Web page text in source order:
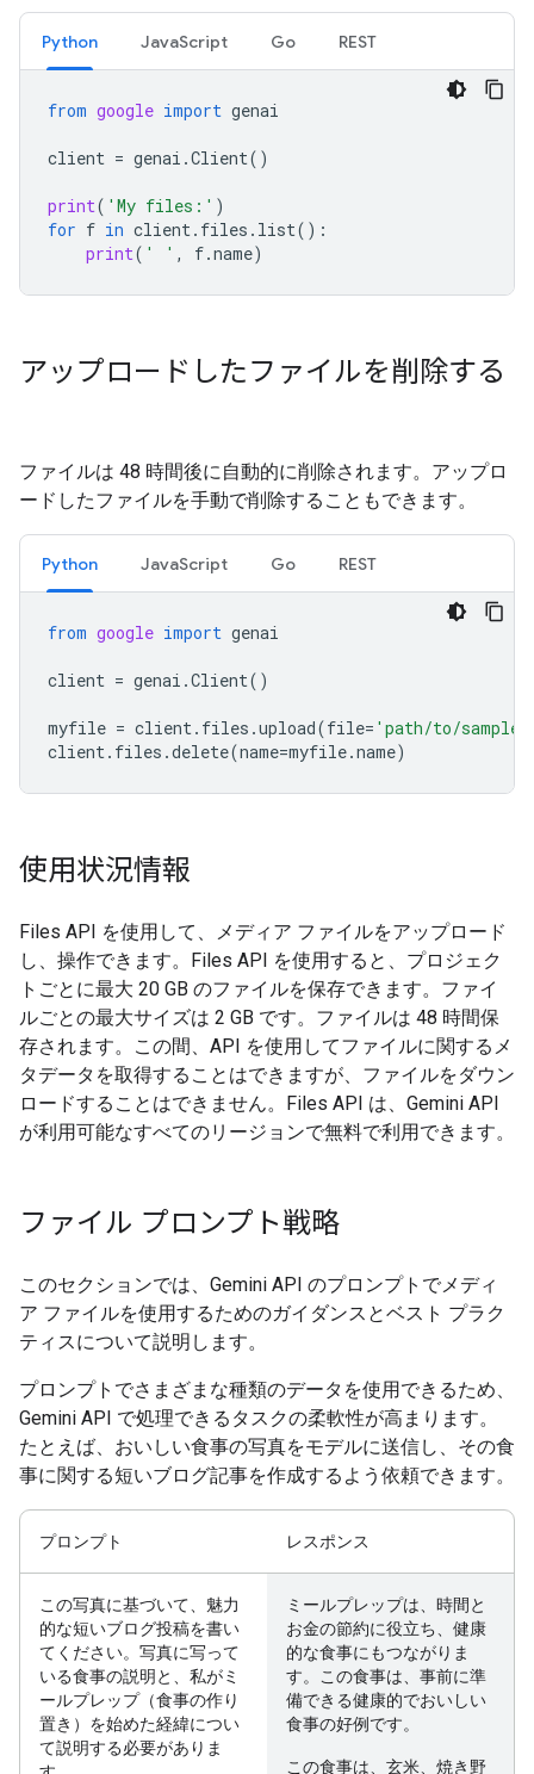
Python JavaScript Go REST
from google import genai
client = genai .Client()
print( 'My files:' )
for f in client. files . list():
print( ' ' , f.name)
アップロードしたファイルを削除する
ファイルは 48 時間後に自動的に削除されます。アップロ
ードしたファイルを手動で削除することもできます。
Python JavaScript Go REST
from google import genai
client = genai .Client()
myfile = client. files .upload(file= 'path/to/
client. files .delete(name=myfile.name)
使用状況情報
Files API を使用して、メディア ファイルをアップロード
し、操作できます。Files API を使用すると、プロジェク
トごとに最大 20 GB のファイルを保存できます。ファイ
ルごとの最大サイズは 2 GB です。ファイルは 48 時間保
存されます。この間、API を使用してファイルに関するメ
タデータを取得することはできますが、ファイルをダウン
ロードすることはできません。Files API は、Gemini API
が利用可能なすべてのリージョンで無料で利用できます。
ファイル プロンプト戦略
このセクションでは、Gemini API のプロンプトでメディ
ア ファイルを使用するためのガイダンスとベスト プラク
ティスについて説明します。
プロンプトでさまざまな種類のデータを使用できるため、
Gemini API で処理できるタスクの柔軟性が高まります。
たとえば、おいしい食事の写真をモデルに送信し、その食
事に関する短いブログ記事を作成するよう依頼できます。
プロンプト レスポンス
この写真に基づいて、魅力
的な短いブログ投稿を書い
てください。写真に写って
いる食事の説明と、私がミ
ールプレップ（食事の作り
置き）を始めた経緯につい
て説明する必要がありま
ミールプレップは、時間と
お金の節約に役立ち、健康
的な食事にもつながりま
す。この食事は、事前に準
備できる健康的でおいしい
食事の好例です。
この食事は、玄米、焼き野